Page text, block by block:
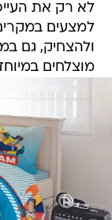
לא רק את
למצעים
ולהצחיק, גם
מוצלחים